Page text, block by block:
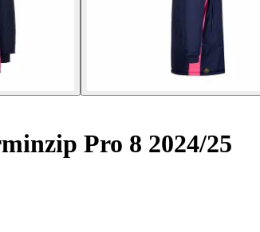
Pro 8 2024/25